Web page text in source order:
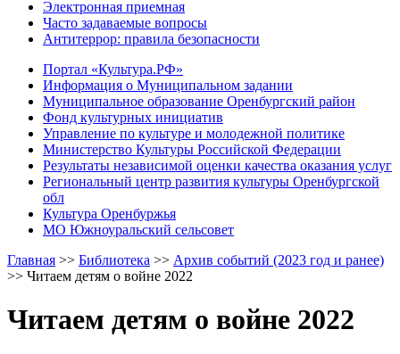
Электронная приемная
Часто задаваемые вопросы
Антитеррор: правила безопасности
Портал «Культура.РФ»
Информация о Муниципальном задании
Муниципальное образование Оренбургский район
Фонд культурных инициатив
Управление по культуре и молодежной политике
Министерство Культуры Российской Федерации
Результаты независимой оценки качества оказания услуг
Региональный центр развития культуры Оренбургской
обл
Культура Оренбуржья
МО Южноуральский сельсовет
Главная >> Библиотека >> Архив событий (2023 год и ранее)
>> Читаем детям о войне 2022
Читаем детям о войне 2022